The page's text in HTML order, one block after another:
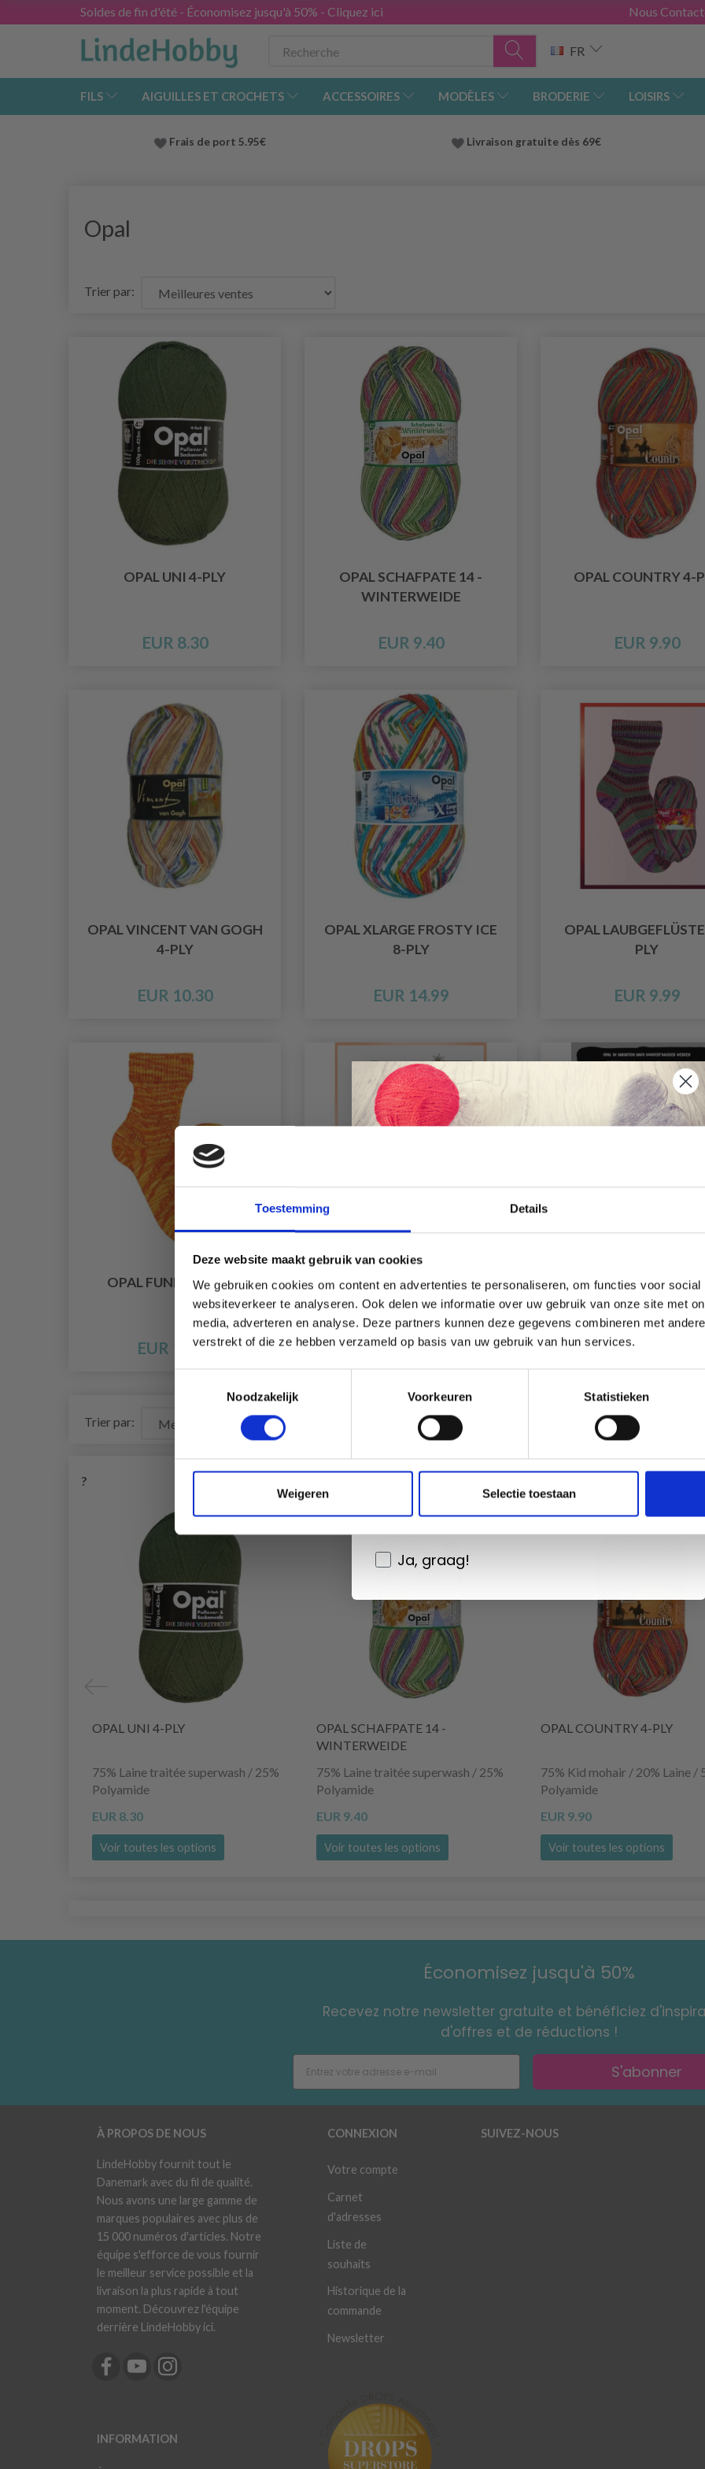
Toestemming Details
Deze website maakt gebruik van cookies
We gebruiken cookies om content en advertenties te personaliseren, om functies voor social
websiteverkeer te analyseren. Ook delen we informatie over uw gebruik van onze site met
media, adverteren en analyse. Deze partners kunnen deze gegevens combineren met
verstrekt of die ze hebben verzameld op basis van uw gebruik van hun services.
Noodzakelijk
Voorkeuren Statistieken
Weigeren Selectie toestaan
Soldes de fin d'été - Économisez jusqu'à 50% - Cliquez ici Nous
FR
FILS AIGUILLES ET CROCHETS ACCESSOIRES MODÈLES BRODERIE LOISIRS
Frais de port 5.95€ Livraison gratuite dès 69€
Opal
Trier par:
OPAL UNI 4-PLY
EUR 8.30
OPAL SCHAFPATE 14 -
WINTERWEIDE
EUR 9.40
OPAL COUNTRY 4-
EUR 9.90
OPAL VINCENT VAN GOGH
4-PLY
EUR 10.30
OPAL XLARGE FROSTY ICE
8-PLY
EUR 14.99
OPAL
PLY
EUR 9.99
OPAL FUNNY FRUITS
EUR 10.05
OPAL BEAUTY BALANCE
EUR 10.50
OPAL NACH
EDITION 4-PLY
EUR 10.95
Trier par:
?
OPAL UNI 4-PLY
75% Laine traitée superwash / 25%
Polyamide
EUR 8.30
Voir toutes les options
OPAL SCHAFPATE 14 -
WINTERWEIDE
75% Laine traitée superwash / 25%
Polyamide
EUR 9.40
Voir toutes les options
OPAL COUNTRY 4-PLY
75% Kid mohair / 20% Laine /
Polyamide
EUR 9.90
Voir toutes les options
Économisez jusqu'à 50%
Recevez notre newsletter gratuite et bénéficiez
d'offres et de réductions !
S'abonner
À PROPOS DE NOUS
LindeHobby fournit tout le
Danemark avec du fil de qualité.
Nous avons une large gamme de
marques populaires avec plus de
15 000 numéros d'articles. Notre
équipe s'efforce de vous fournir
le meilleur service possible et la
livraison la plus rapide à tout
moment. Découvrez l'équipe
derrière LindeHobby ici.
INFORMATION
CONNEXION
Votre compte
Carnet
d'adresses
Liste de
souhaits
Historique de la
commande
Newsletter
SUIVEZ-NOUS
Économisez jusqu'à 50 %
offres limitées en vous inscrivant à notre
newsletter gratuite !
Oui, inscrivez-moi !
Wil je liever nieuws ontvangen over onze
Ja, graag!